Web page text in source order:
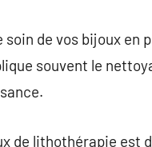
soin de vos bijoux
souvent le
de lithothérapie est